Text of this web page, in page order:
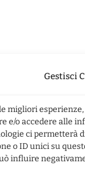
Gestisci
migliori
e/o accedere alle
ci permetterà
o ID unici su
influire